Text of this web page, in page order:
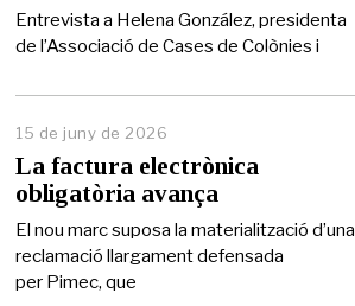
2
6
Entrevista a Helena González, presidenta
de l’Associació de Cases de Colònies i
15 de juny de 2026
d
e
u
n
La factura electrònica
obligatòria avança
El nou marc suposa la materialització d’una
reclamació llargament defensada
per Pimec, que